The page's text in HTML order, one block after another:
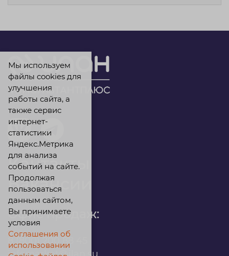
Контакты
Вакансии
Офис продаж:
Мы используем
файлы cookies для
улучшения
работы сайта, а
также сервис
интернет-
статистики
Яндекс.Метрика
для анализа
событий на сайте.
Продолжая
пользоваться
данным сайтом,
Вы принимаете
условия
Соглашения об
использовании